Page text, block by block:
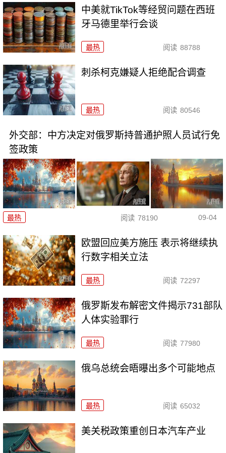
中美就TikTok等经贸问题在西班
牙马德里举行会谈
最热 阅读 88788
刺杀柯克嫌疑人拒绝配合调查
最热 阅读 80546
外交部：中方决定对俄罗斯持普通护照人员试行免
签政策
最热 阅读 78190 09-04
欧盟回应美方施压 表示将继续执
行数字相关立法
最热 阅读 72297
俄罗斯发布解密文件揭示731部队
人体实验罪行
最热 阅读 77980
俄乌总统会晤曝出多个可能地点
最热 阅读 65032
美关税政策重创日本汽车产业